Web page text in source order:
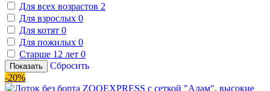
Для всех возрастов 2
Для взрослых 0
Для котят 0
Для пожилых 0
Старше 12 лет 0
Показать
Сбросить
-20%